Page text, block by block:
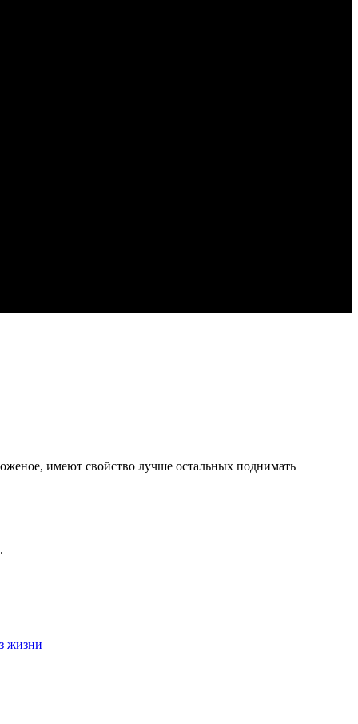
имеют свойство лучше остальных поднимать
жизни